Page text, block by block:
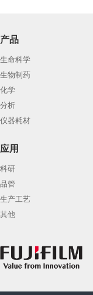
产品
生命科学
生物制药
化学
分析
仪器耗材
应用
科研
品管
生产工艺
其他